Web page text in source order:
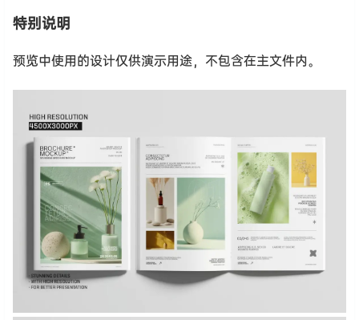
特别说明
预览中使用的设计仅供演示用途，不包含在主文件内。